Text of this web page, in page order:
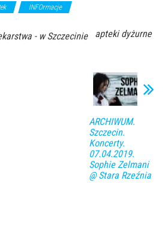
INFOrmacje
- w Szczecinie
apteki dyżurne
ARCHIWUM.
Szczecin.
Koncerty.
07.04.2019.
Sophie Zelmani
@ Stara Rzeźnia